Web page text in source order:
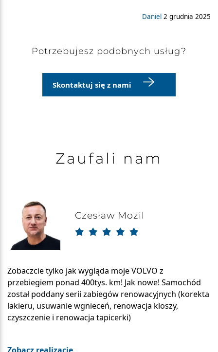
Daniel 2 grudnia 2025
Potrzebujesz podobnych usług?
Skontaktuj się z nami
Zaufali nam
Czesław Mozil
Zobaczcie tylko jak wygląda moje VOLVO z
przebiegiem ponad 400tys. km! Jak nowe! Samochód
został poddany serii zabiegów renowacyjnych (korekta
lakieru, usuwanie wgnieceń, renowacja kloszy,
czyszczenie i renowacja tapicerki)
Zobacz realizacje